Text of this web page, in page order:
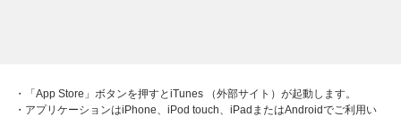
・「App Store」ボタンを押すとiTunes （外部サイト）が起動します。
・アプリケーションはiPhone、iPod touch、iPadまたはAndroidでご利用い